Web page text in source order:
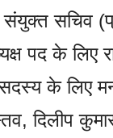
सचिव
पद के लिए
सदस्य के लिए
दिलीप